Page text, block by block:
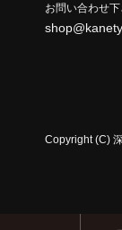
お問い合わせ下
Copyright (C)